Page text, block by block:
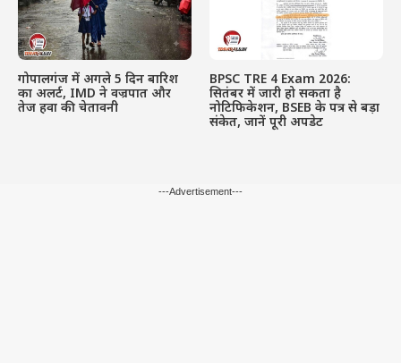
गोपालगंज में अगले 5 दिन बारिश
का अलर्ट, IMD ने वज्रपात और
तेज हवा की चेतावनी
BPSC TRE 4 Exam 2026:
सितंबर में जारी हो सकता है
नोटिफिकेशन, BSEB के पत्र से बड़ा
संकेत, जानें पूरी अपडेट
---Advertisement---